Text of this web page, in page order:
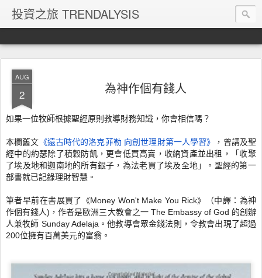
投資之旅 TRENDALYSIS
AUG
2 為神作個有錢人
如果一位牧師根據聖經原則教導財務知識，你會相信嗎？
本欄舊文 《遠古時代的洛克菲勒 向創世理財第一人學習》
，曾講及聖
經中的約瑟除了積穀防飢， 更會低買高賣，收納資產並出租，「 收聚
了埃及地和迦南地的所有銀子，為法老買了埃及全地」。 聖經的第一
部書就已記錄理財智慧。
筆者早前在書展買了《Money Won't Make You Rick》（中譯：為神
作個有錢人)，作者是歐洲三大教會之一 The Embassy of God 的創辦
人兼牧師 Sunday Adelaja。他教導會眾金錢法則，令教會出現了超過
200位擁有百萬美元的富翁。